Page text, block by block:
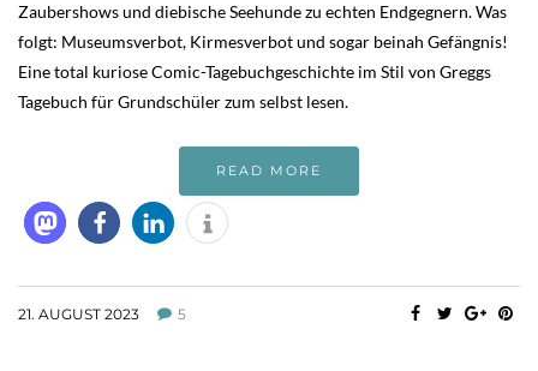
Zaubershows und diebische Seehunde zu echten Endgegnern. Was
folgt: Museumsverbot, Kirmesverbot und sogar beinah Gefängnis!
Eine total kuriose Comic-Tagebuchgeschichte im Stil von Greggs
Tagebuch für Grundschüler zum selbst lesen.
READ MORE
21. AUGUST 2023 5